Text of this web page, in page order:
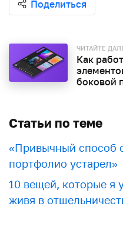
Поделиться
ЧИТАЙТЕ
Как
боковой
Статьи по теме
«Привычный способ
портфолио устарел»
10 вещей, которые я
живя в